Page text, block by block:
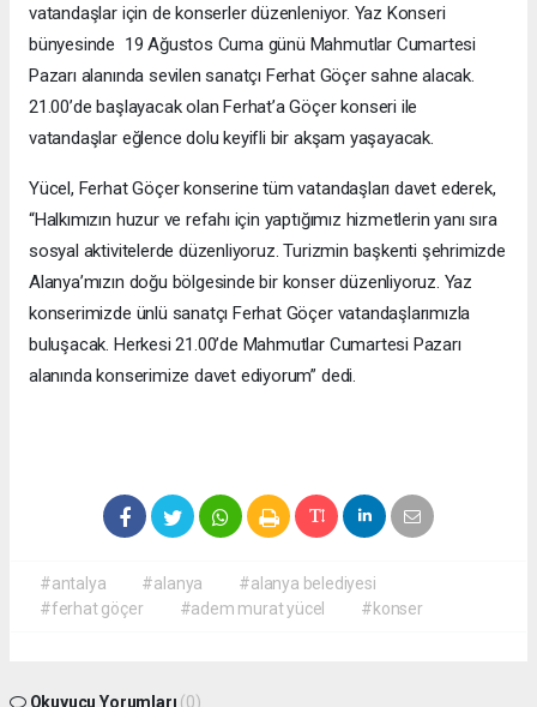
vatandaşlar için de konserler düzenleniyor. Yaz Konseri
bünyesinde 19 Ağustos Cuma günü Mahmutlar Cumartesi
Pazarı alanında sevilen sanatçı Ferhat Göçer sahne alacak.
21.00’de başlayacak olan Ferhat’a Göçer konseri ile
vatandaşlar eğlence dolu keyifli bir akşam yaşayacak.
Yücel, Ferhat Göçer konserine tüm vatandaşları davet ederek,
“Halkımızın huzur ve refahı için yaptığımız hizmetlerin yanı sıra
sosyal aktivitelerde düzenliyoruz. Turizmin başkenti şehrimizde
Alanya’mızın doğu bölgesinde bir konser düzenliyoruz. Yaz
konserimizde ünlü sanatçı Ferhat Göçer vatandaşlarımızla
buluşacak. Herkesi 21.00’de Mahmutlar Cumartesi Pazarı
alanında konserimize davet ediyorum” dedi.
#antalya #alanya
#alanya belediyesi
#ferhat göçer
#adem murat yücel #konser
Okuyucu Yorumları (0)